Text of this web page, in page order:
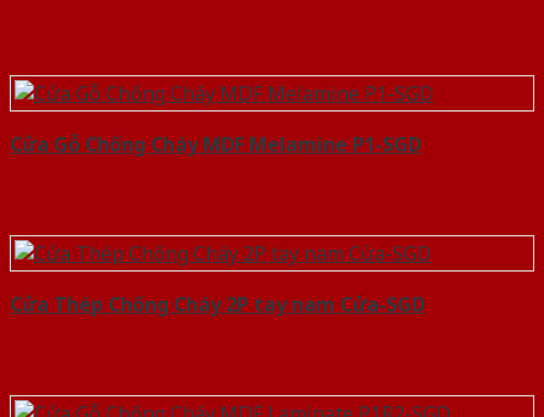
Cửa Gỗ Chống Cháy MDF Melamine P1-SGD
Cửa Thép Chống Cháy 2P tay nam Cửa-SGD